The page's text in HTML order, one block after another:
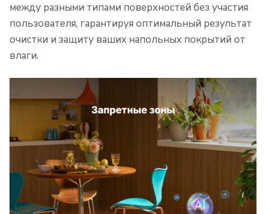
между разными типами поверхностей без участия
пользователя, гарантируя оптимальный результат
очистки и защиту ваших напольных покрытий от
влаги.